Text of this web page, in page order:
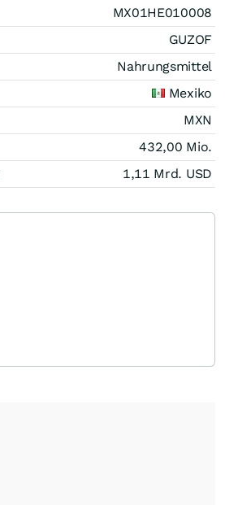
MX01HE010008
GUZOF
Nahrungsmittel
Mexiko
MXN
432,00 Mio.
1,11 Mrd. USD